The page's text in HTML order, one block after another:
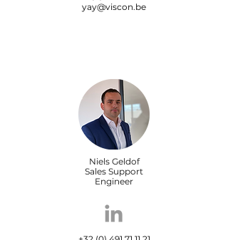
yay@viscon.be
Niels Geldof
Sales Support
Engineer